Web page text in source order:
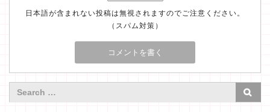
日本語が含まれない投稿は無視されますのでご注意ください。
（スパム対策）